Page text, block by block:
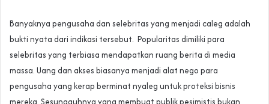
Banyaknya pengusaha dan selebritas yang menjadi caleg adalah
bukti nyata dari indikasi tersebut. Popularitas dimiliki para
selebritas yang terbiasa mendapatkan ruang berita di media
massa. Uang dan akses biasanya menjadi alat nego para
pengusaha yang kerap berminat nyaleg untuk proteksi bisnis